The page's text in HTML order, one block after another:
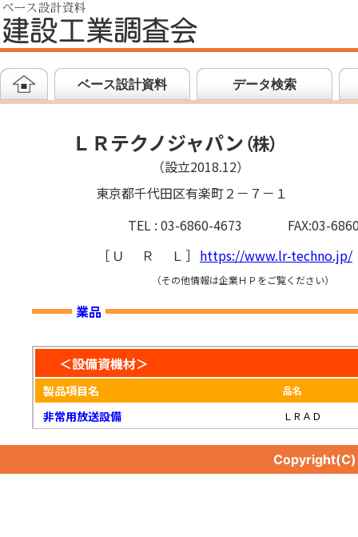
ベース設計資料 データ検索
ＬＲテクノジャパン（株）
（設立2018.12）
東京都千代田区有楽町２－７－１
TEL : 03-6860-4673
FAX:03-
［ ＵＲＬ ］ https://www.lr-techno.jp/
（その他情報は企業ＨＰをご覧ください）
業品
＜設備資機材＞
製品項目名 品名
非常用放送設備 ＬＲＡＤ